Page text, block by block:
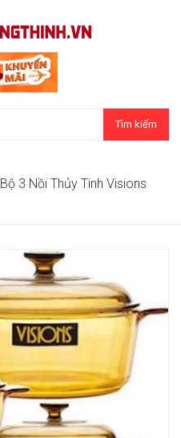
Tìm kiếm
Bộ 3 Nồi Thủy Tinh Visions